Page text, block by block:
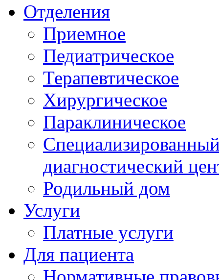
Отделения
Приемное
Педиатрическое
Терапевтическое
Хирургическое
Параклиническое
диагностический
Родильный дом
Услуги
Платные услуги
Для пациента